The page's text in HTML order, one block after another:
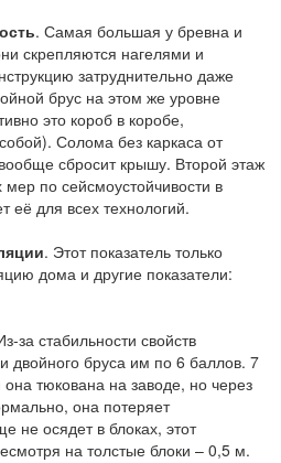
. Самая большая у бревна и
скрепляются нагелями и
затруднительно даже
брус на этом же уровне
это короб в коробе,
Солома без каркаса от
сбросит крышу. Второй этаж
по сейсмоустойчивости в
её для всех технологий.
. Этот показатель только
дома и другие показатели:
за стабильности свойств
двойного бруса им по 6 баллов. 7
тюкована на заводе, но через
она потеряет
не осядет в блоках, этот
на толстые блоки – 0,5 м.